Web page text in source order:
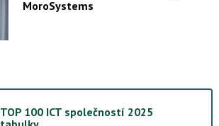
MoroSystems
TOP 100 ICT společností 2025